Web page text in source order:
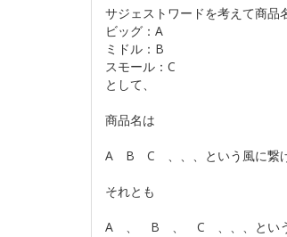
サジェストワードを考えて商品
ビッグ：A
ミドル：B
スモール：C
として、
商品名は
A B C 、、、という風に繋げ
それとも
A 、 B 、 C 、、、という風